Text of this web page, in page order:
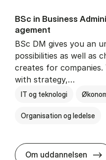
BSc in Busi­ness
age­ment
BSc DM gives you an
possibilities as well as
creates for
with strategy,…
IT og teknologi
Organisation og ledelse
Om uddannelsen